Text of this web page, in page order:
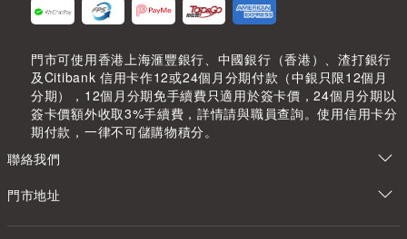
門市可使用香港上海滙豐銀行、中國銀行（香港）、渣打銀行
及Citibank 信用卡作12或24個月分期付款（中銀只限12個月
分期），12個月分期免手續費只適用於簽卡價，24個月分期以
簽卡價額外收取3%手續費，詳情請與職員查詢。使用信用卡分
期付款，一律不可儲購物積分。
聯絡我們
門市地址